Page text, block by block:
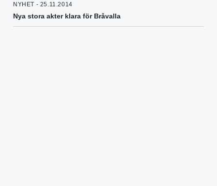
NYHET - 25.11.2014
Nya stora akter klara för Bråvalla